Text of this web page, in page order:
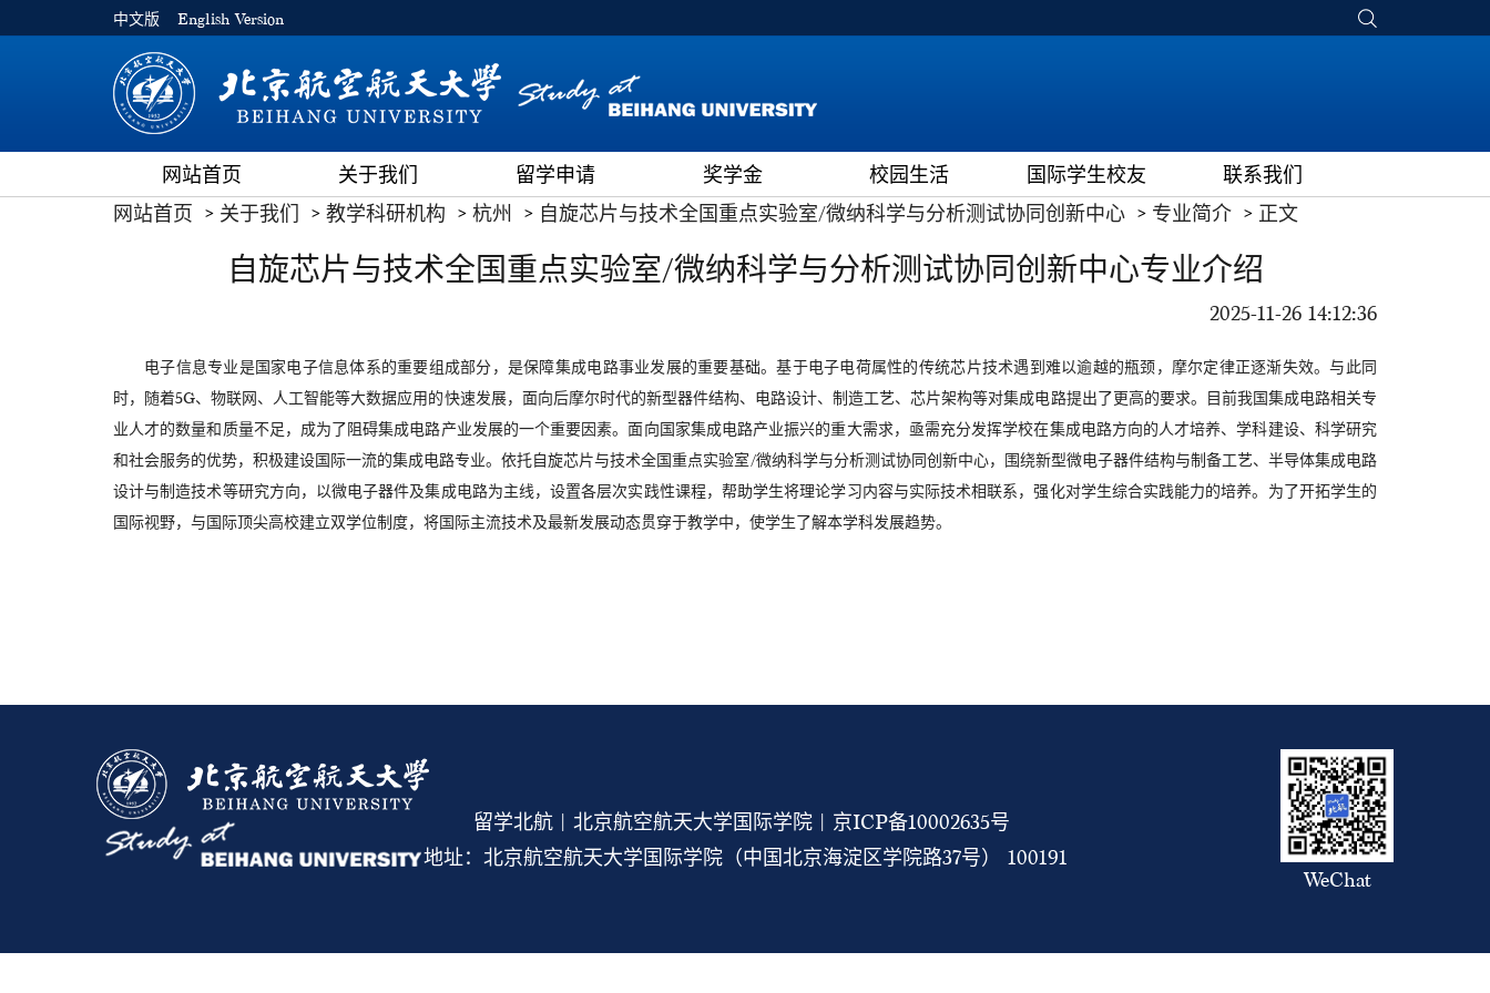
中文版 English Version
网站首页 关于我们 留学申请 奖学金 校园生活 国际学生校友
联系我们
网站首页
关于我们 教学科研机构 杭州 自旋芯片与技术全国重点实验室/微纳科学与分析测试协同创新中心 专业简介 正文
自旋芯片与技术全国重点实验室/微纳科学与分析测试协同创新中心专业介绍
2025-11-26 14:12:36
电子信息专业是国家电子信息体系的重要组成部分，是保障集成电路事业发展的重要基础。基于电子电荷属性的传统芯片技术遇到难以逾越的瓶颈，摩尔定律正逐渐失效。与此同
时，随着5G、物联网、人工智能等大数据应用的快速发展，面向后摩尔时代的新型器件结构、电路设计、制造工艺、芯片架构等对集成电路提出了更高的要求。目前我国集成电路相关专
业人才的数量和质量不足，成为了阻碍集成电路产业发展的一个重要因素。面向国家集成电路产业振兴的重大需求，亟需充分发挥学校在集成电路方向的人才培养、学科建设、科学研究
和社会服务的优势，积极建设国际一流的集成电路专业。依托自旋芯片与技术全国重点实验室/微纳科学与分析测试协同创新中心，围绕新型微电子器件结构与制备工艺、半导体集成电路
设计与制造技术等研究方向，以微电子器件及集成电路为主线，设置各层次实践性课程，帮助学生将理论学习内容与实际技术相联系，强化对学生综合实践能力的培养。为了开拓学生的
国际视野，与国际顶尖高校建立双学位制度，将国际主流技术及最新发展动态贯穿于教学中，使学生了解本学科发展趋势。
留学北航 | 北京航空航天大学国际学院 | 京ICP备10002635号
地址：北京航空航天大学国际学院（中国北京海淀区学院路37号） 100191
WeChat